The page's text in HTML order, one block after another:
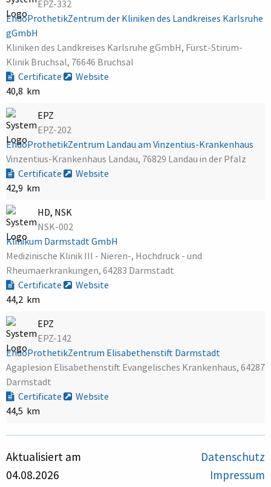
EPZ-332
EndoProthetikZentrum der Kliniken des Landkreises Karlsruhe
gGmbH
Kliniken des Landkreises Karlsruhe gGmbH, Fürst-Stirum-
Klinik Bruchsal, 76646 Bruchsal
Certificate
Website
40,8 km
EPZ
EPZ-202
EndoProthetikZentrum Landau am Vinzentius-Krankenhaus
Vinzentius-Krankenhaus Landau, 76829 Landau in der Pfalz
Certificate
Website
42,9 km
HD, NSK
NSK-002
Klinikum Darmstadt GmbH
Medizinische Klinik III - Nieren-, Hochdruck - und
Rheumaerkrankungen, 64283 Darmstadt
Certificate
Website
44,2 km
EPZ
EPZ-142
EndoProthetikZentrum Elisabethenstift Darmstadt
Agaplesion Elisabethenstift Evangelisches Krankenhaus, 64287
Darmstadt
Certificate
Website
44,5 km
Aktualisiert am
04.08.2026
Datenschutz
Impressum